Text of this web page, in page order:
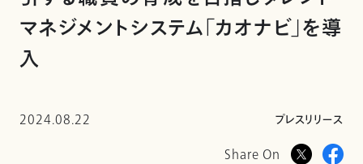
マネジメントシステム「カオナビ」を導
入
2024.08.22 プレスリリース
Share On